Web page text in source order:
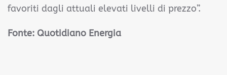
favoriti dagli attuali elevati livelli di prezzo”.
Fonte: Quotidiano Energia